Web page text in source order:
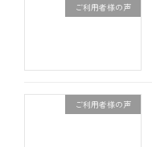
ご利用者様の声
ご利用者様の声